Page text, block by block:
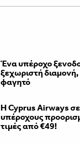
Ένα υπέροχο
ξεχωριστή
φαγητό
H Cyprus Airways σε
υπέροχους
τιμές από €49!